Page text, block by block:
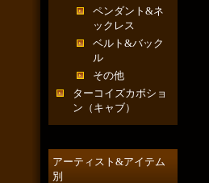
ペンダント&ネ
ックレス
ベルト&バック
ル
その他
ターコイズカボショ
ン（キャブ）
アーティスト&アイテム
別